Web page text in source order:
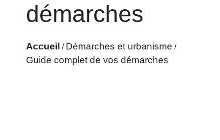
démarches
Accueil / Démarches et urbanisme /
Guide complet de vos démarches